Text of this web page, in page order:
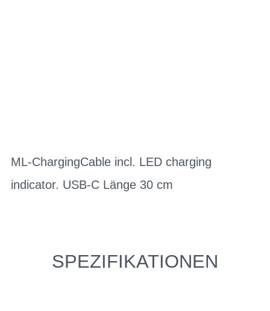
ML-ChargingCable incl. LED charging
indicator. USB-C Länge 30 cm
SPEZIFIKATIONEN